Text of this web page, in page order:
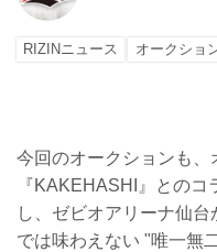
RIZINニュース オークショ
今回のオークションも、
『KAKEHASHI』との
し、ゼビオアリーナ仙
では味わえない "唯一無